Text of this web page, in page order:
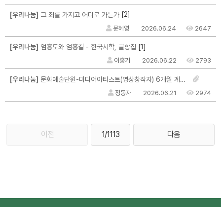
[우리나눔] 그 죄를 가지고 어디로 가는가 [2]
문혜영 2026.06.24 2647
[우리나눔] 엄흥도와 엄홍길 - 한국시학, 글빵집 [1]
이홍기 2026.06.22 2793
[우리나눔] 문화예술단원-미디어아티스트(영상창작자) 6개월 계약직 채용 안내
정동자 2026.06.21 2974
이전 1/1113 다음